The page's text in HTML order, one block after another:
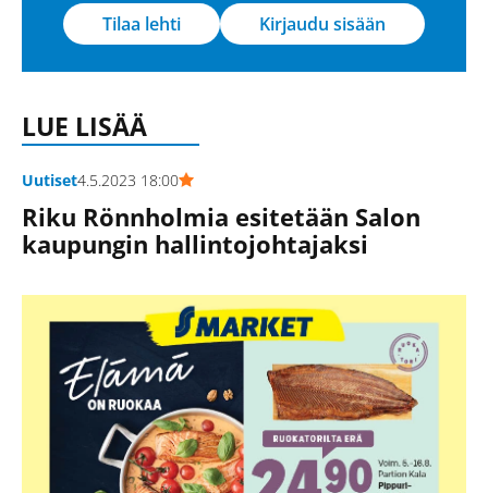
Tilaa lehti Kirjaudu sisään
LUE LISÄÄ
Uutiset4.5.2023 18:00
Riku Rönnholmia esitetään Salon
kaupungin hallintojohtajaksi